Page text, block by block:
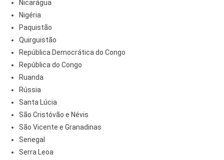
Nicarágua
Nigéria
Paquistão
Quirguistão
República Democrática do Congo
República do Congo
Ruanda
Rússia
Santa Lúcia
São Cristóvão e Névis
São Vicente e Granadinas
Senegal
Serra Leoa